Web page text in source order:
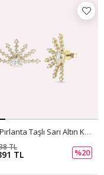
Aura Pırlanta Taşlı Sarı Altın Küpe
TL
TL
%20